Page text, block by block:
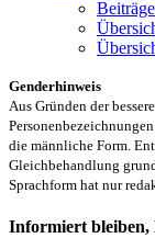
Genderhinweis
Aus Gründen der
die männliche Form.
Gleichbehandlung
Sprachform hat nur
Informiert bleiben,